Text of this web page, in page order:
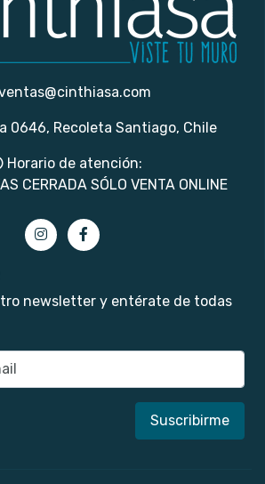
0646, Recoleta Santiago, Chile
Horario de atención:
CERRADA SÓLO VENTA ONLINE
newsletter y entérate de todas